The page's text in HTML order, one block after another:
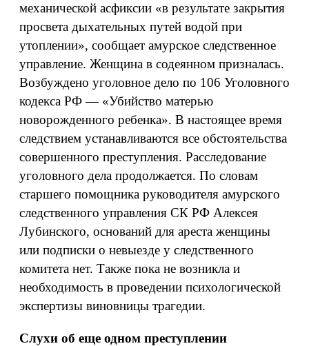
механической асфиксии «в результате закрытия
просвета дыхательных путей водой при
утоплении», сообщает амурское следственное
управление. Женщина в содеянном призналась.
Возбуждено уголовное дело по 106 Уголовного
кодекса РФ — «Убийство матерью
новорожденного ребенка». В настоящее время
следствием устанавливаются все обстоятельства
совершенного преступления. Расследование
уголовного дела продолжается. По словам
старшего помощника руководителя амурского
следственного управления СК РФ Алексея
Лубинского, оснований для ареста женщины
или подписки о невыезде у следственного
комитета нет. Также пока не возникла и
необходимость в проведении психологической
экспертизы виновницы трагедии.
Слухи об еще одном преступлении